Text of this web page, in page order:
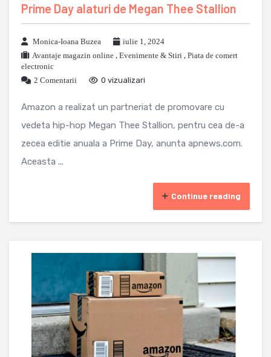
Prime Day alaturi de Megan Thee Stallion
Monica-Ioana Buzea
iulie 1, 2024
Avantaje magazin online , Evenimente & Stiri , Piata de comert
electronic
2 Comentarii
0 vizualizari
Amazon a realizat un partneriat de promovare cu
vedeta hip-hop Megan Thee Stallion, pentru cea de-a
zecea editie anuala a Prime Day, anunta apnews.com.
Aceasta ...
Continue reading